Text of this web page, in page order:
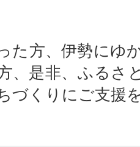
た方、伊勢にゆ
、是非、ふるさ
づくりにご支援